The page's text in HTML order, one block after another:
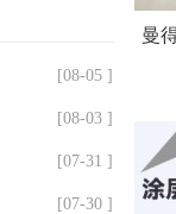
[08-05 ]
[08-03 ]
[07-31 ]
[07-30 ]
曼